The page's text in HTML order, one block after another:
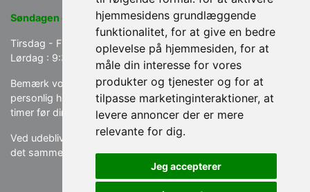
hjemmesidens grundlæggende
funktionalitet, for at give en bedre
oplevelse på hjemmesiden, for at
måle din interesse for vores
produkter og tjenester og for at
tilpasse marketinginteraktioner, at
levere annoncer der er mere
relevante for dig.
Jeg accepterer
Søndagen og Mandagen : Lukket.
Tirsdag - Fredag : 9:30 - 18:00
Lørdag : 9:30 -14:00
Lørdage er åben kun i ulige uger.
Bemærk vores afbudspolitik som er gældende ved telefonisk,
personlig henvendelse eller via vores Online Booking gerne 24
timer før din aftale.
Ved udeblivelse betales 100% af behandlingen og ved afbud
det sammen dag 50% af behandlingen.